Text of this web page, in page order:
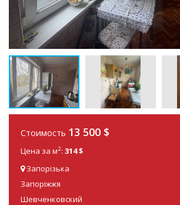
Стоимость 13 500 $
Цена за м2: 314 $
Запорізька
Запоріжжя
Шевченковский